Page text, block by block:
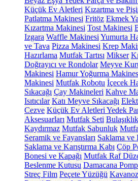
Küçük Ev Aletleri Kızartma ve
Patlatma Makinesi Fritöz Ekmek
Kızartma Makinesi Tost Makinesi
Izgara Waffle Makinesi Yumurta
ve Tava Pizza Makinesi Krep
Hazırlama Mutfak Tartısı Mikser
Doğrayıcı ve Rondolar Meyve
Makinesi Hamur Yoğurma
Makinesi Mutfak Robotu İçecek
Sıkacağı Çay Makineleri Kahve
Isıtıcılar Katı Meyve Sıkacağı
Cezve Küçük Ev Aletleri Yedek
Aksesuarları Mutfak Seti Bulaşıklık
Kaydırmaz Mutfak Sabunluk
Seramik ve Fayansları Saklama ve
Saklama ve Karıştırma Kabı Çöp
Bonesi ve Kapağı Mutfak Raf
Beslenme Kutusu Damacana
Streç Film Peçete Yüzüğü